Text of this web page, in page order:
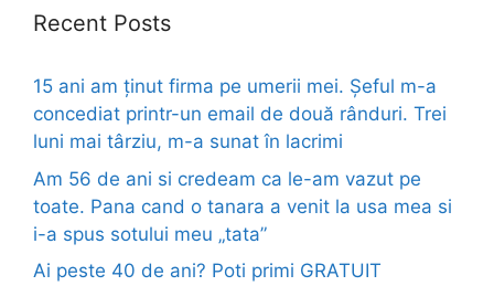
Recent Posts
15 ani am ținut firma pe umerii mei. Șeful m-a
concediat printr-un email de două rânduri. Trei
luni mai târziu, m-a sunat în lacrimi
Am 56 de ani si credeam ca le-am vazut pe
toate. Pana cand o tanara a venit la usa mea si
i-a spus sotului meu „tata”
Ai peste 40 de ani? Poti primi GRATUIT